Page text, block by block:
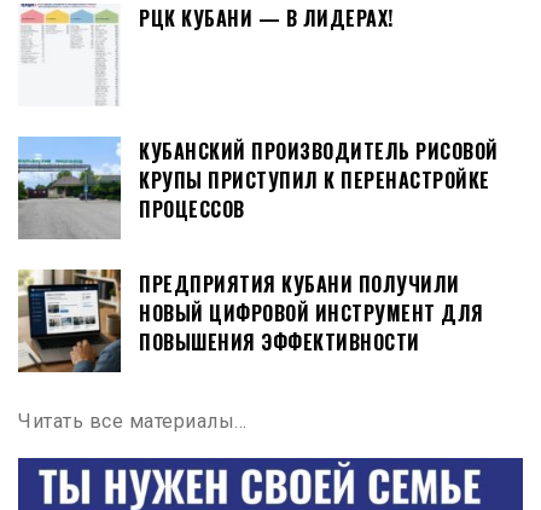
РЦК КУБАНИ — В ЛИДЕРАХ!
КУБАНСКИЙ ПРОИЗВОДИТЕЛЬ РИСОВОЙ
КРУПЫ ПРИСТУПИЛ К ПЕРЕНАСТРОЙКЕ
ПРОЦЕССОВ
ПРЕДПРИЯТИЯ КУБАНИ ПОЛУЧИЛИ
НОВЫЙ ЦИФРОВОЙ ИНСТРУМЕНТ ДЛЯ
ПОВЫШЕНИЯ ЭФФЕКТИВНОСТИ
Читать все материалы…